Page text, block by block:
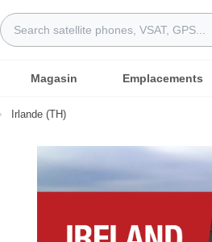
Rechercher
Magasin Emplacements
Irlande (TH)